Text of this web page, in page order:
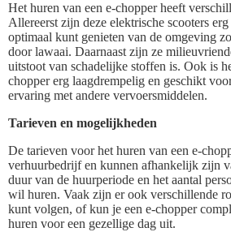
Het huren van een e-chopper heeft
Allereerst zijn deze elektrische scooters
optimaal kunt genieten van de omgeving
door lawaai. Daarnaast zijn ze
uitstoot van schadelijke stoffen is. Ook is
chopper erg laagdrempelig en geschikt
ervaring met andere vervoersmiddelen.
Tarieven en mogelijkheden
De tarieven voor het huren van een e-
verhuurbedrijf en kunnen afhankelijk zijn
duur van de huurperiode en het aantal
wil huren. Vaak zijn er ook verschillende
kunt volgen, of kun je een e-chopper
huren voor een gezellige dag uit.